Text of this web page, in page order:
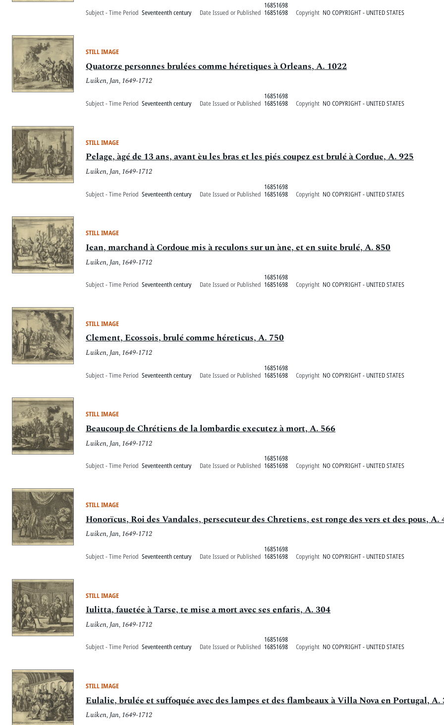
Subject - Time Period Seventeenth century Date Issued or Published
16851698
16851698
Copyright NO COPYRIGHT - UNITED STATES
STILL IMAGE
Quatorze personnes brulées comme héretiques à Orleans, A. 1022
Luiken, Jan, 1649-1712
Subject - Time Period Seventeenth century Date Issued or Published
16851698
16851698
Copyright NO COPYRIGHT - UNITED STATES
STILL IMAGE
Pelage, àgé de 13 ans, avant èu les bras et les piés coupez est brulé à Cordue, A. 925
Luiken, Jan, 1649-1712
Subject - Time Period Seventeenth century Date Issued or Published
16851698
16851698
Copyright NO COPYRIGHT - UNITED STATES
STILL IMAGE
Iean, marchand à Cordoue mis à reculons sur un àne, et en suite brulé, A. 850
Luiken, Jan, 1649-1712
Subject - Time Period Seventeenth century Date Issued or Published
16851698
16851698
Copyright NO COPYRIGHT - UNITED STATES
STILL IMAGE
Clement, Ecossois, brulé comme héreticus, A. 750
Luiken, Jan, 1649-1712
Subject - Time Period Seventeenth century Date Issued or Published
16851698
16851698
Copyright NO COPYRIGHT - UNITED STATES
STILL IMAGE
Beaucoup de Chrétiens de la lombardie executez à mort, A. 566
Luiken, Jan, 1649-1712
Subject - Time Period Seventeenth century Date Issued or Published
16851698
16851698
Copyright NO COPYRIGHT - UNITED STATES
STILL IMAGE
Honorïcus, Roi des Vandales, persecuteur des Chretiens, est ronge des vers et des pous, A.
Luiken, Jan, 1649-1712
Subject - Time Period Seventeenth century Date Issued or Published
16851698
16851698
Copyright NO COPYRIGHT - UNITED STATES
STILL IMAGE
Iulitta, fauetée à Tarse, te mise a mort avec ses enfaris, A. 304
Luiken, Jan, 1649-1712
Subject - Time Period Seventeenth century Date Issued or Published
16851698
16851698
Copyright NO COPYRIGHT - UNITED STATES
STILL IMAGE
Eulalie, brulée et suffoquée avec des lampes et des flambeaux à Villa Nova en Portugal, A.
Luiken, Jan, 1649-1712